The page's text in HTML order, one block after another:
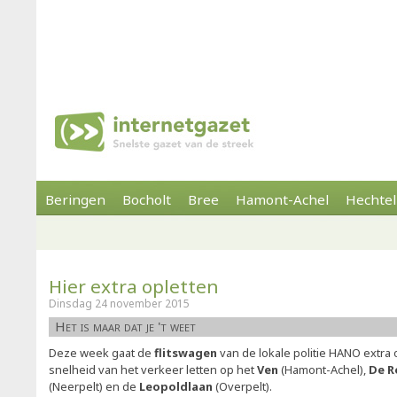
Beringen Bocholt Bree Hamont-Achel
Hier extra opletten
Dinsdag 24 november 2015
Het is maar dat je 't weet
Deze week gaat de flitswagen van de lokale politie HANO extra
snelheid van het verkeer letten op hetVen (Hamont-Achel), De
(Neerpelt) en de Leopoldlaan (Overpelt).